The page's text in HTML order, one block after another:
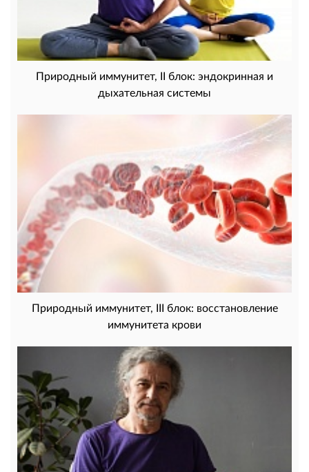
Природный иммунитет, II блок: эндокринная и
дыхательная системы
Природный иммунитет, III блок: восстановление
иммунитета крови